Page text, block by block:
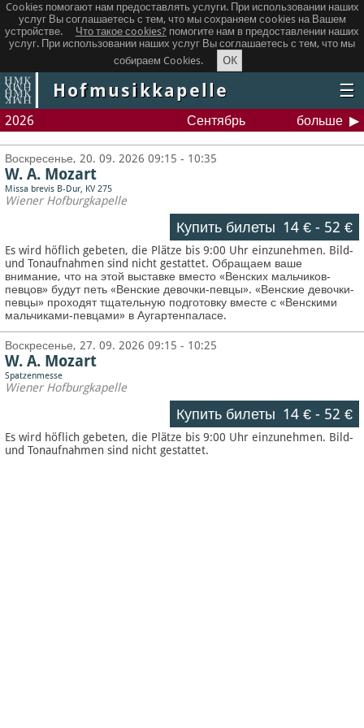
Cookies помогают нам предоставлять услуги. При использовании наших
услуг Вы соглашаетесь с тем, что мы сохраняем сookies на Вашем
устройстве.
Что такое сookies? помогите нам в предоставлении наших
услуг. При использовании наших услуг Вы соглашаетесь с тем, что мы
собираем Cookies.
OK
Hofmusikkapelle ☰
2026 Сентябрь больше
Воскресенье, 20. 09. 2026 09:15 - 10:35
W. A. Mozart
Missa brevis B-Dur, KV 275
Wiener Hofburgkapelle
Купить билеты 14 €- 52 €
Es wird höflich gebeten, die Plätze bis 9:00 Uhr einzunehmen. Bild-
und Tonaufnahmen sind nicht gestattet.Обращаем ваше
внимание, что на этой выставке вместо «Венских мальчиков-
певцов» будут петь «Венские девочки-певцы». «Венские девочки-
певцы» проходят тщательную подготовку вместе с «Венскими
мальчиками-певцами» в Аугартенпаласе.
Воскресенье, 27. 09. 2026 09:15 - 10:25
W. A. Mozart
Spatzenmesse
Wiener Hofburgkapelle
Купить билеты 14 €- 52 €
Es wird höflich gebeten, die Plätze bis 9:00 Uhr einzunehmen. Bild-
und Tonaufnahmen sind nicht gestattet.